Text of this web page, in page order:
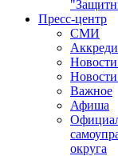
Пресс-центр
СМИ
Новости
Важное
Афиша
округа